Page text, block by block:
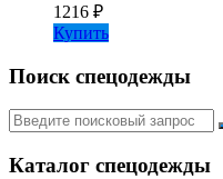
1216 ₽
Купить
Поиск спецодежды
Искать:
Каталог спецодежды